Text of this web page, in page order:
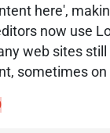
here',
now use
web sites
sometimes